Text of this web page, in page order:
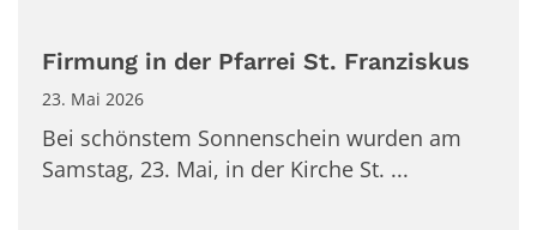
Firmung in der Pfarrei St. Franziskus
23. Mai 2026
Bei schönstem Sonnenschein wurden am
Samstag, 23. Mai, in der Kirche St. ...